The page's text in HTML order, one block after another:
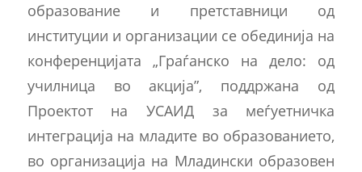
образование и претставници од
институции и организации се обединија на
конференцијата „Граѓанско на дело: од
училница во акција”, поддржана од
Проектот на УСАИД за меѓуетничка
интеграција на младите во образованието,
во организација на Младински образовен